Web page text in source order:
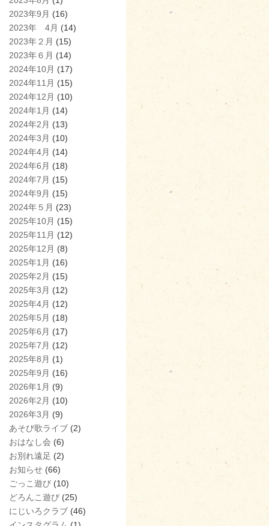
2023年9月 (16)
2023年 4月 (14)
2023年２月 (15)
2023年６月 (14)
2024年10月 (17)
2024年11月 (15)
2024年12月 (10)
2024年1月 (14)
2024年2月 (13)
2024年3月 (10)
2024年4月 (14)
2024年6月 (18)
2024年7月 (15)
2024年9月 (15)
2024年５月 (23)
2025年10月 (15)
2025年11月 (12)
2025年12月 (8)
2025年1月 (16)
2025年2月 (15)
2025年3月 (12)
2025年4月 (12)
2025年5月 (18)
2025年6月 (17)
2025年7月 (12)
2025年8月 (1)
2025年9月 (16)
2026年1月 (9)
2026年2月 (10)
2026年3月 (9)
あそび歌ライブ (2)
おはなし会 (6)
お別れ遠足 (2)
お知らせ (66)
ごっこ遊び (10)
どろんこ遊び (25)
にじいろクラブ (46)